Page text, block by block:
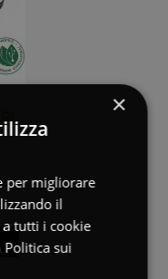
×
per migliorare
il
tutti i cookie
sui